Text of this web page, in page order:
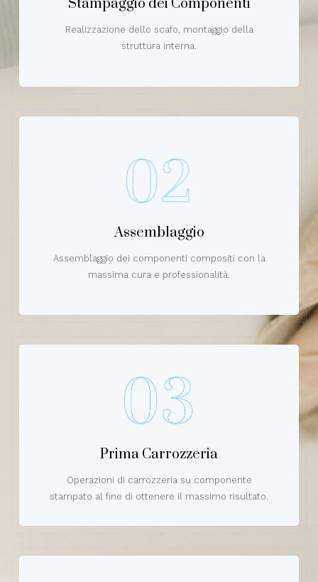
Stampaggio dei Componenti
Realizzazione dello scafo, montaggio della
struttura interna.
Assemblaggio
Assemblaggio dei componenti compositi con la
massima cura e professionalità.
Prima Carrozzeria
Operazioni di carrozzeria su componente
stampato al fine di ottenere il massimo risultato.